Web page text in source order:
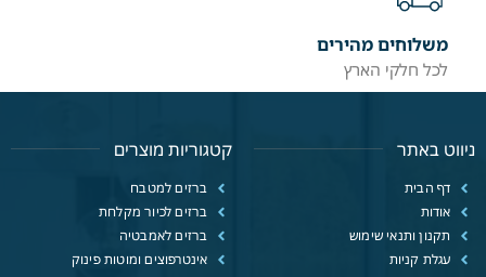
משלוחים מהירים
לכל חלקי הארץ
ניווט באתר
דף הבית
אודות
תקנון ותנאי שימוש
עגלת קניות
קטגוריות מוצרים
ברזים למטבח
ברזים לכיור מקלחת
ברזים לאמבטיה
אינטרפוצים ומוטות פינוק